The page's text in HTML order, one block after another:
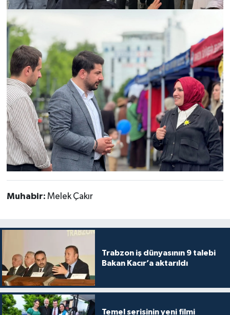
Muhabir: Melek Çakır
Trabzon iş dünyasının 9 talebi
Bakan Kacır’a aktarıldı
Temel serisinin yeni filmi